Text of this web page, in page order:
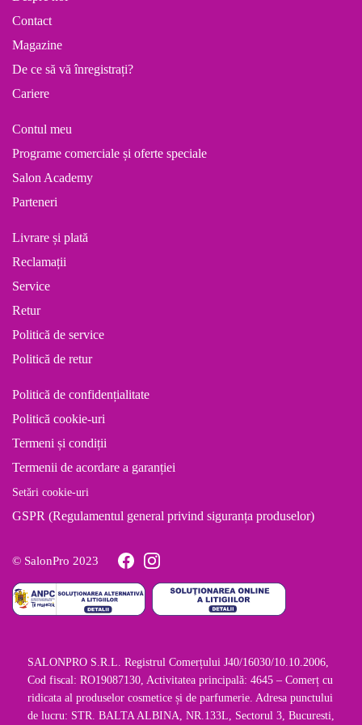
Contact
Magazine
De ce să vă înregistrați?
Cariere
Contul meu
Programe comerciale și oferte speciale
Salon Academy
Parteneri
Livrare și plată
Reclamații
Service
Retur
Politică de service
Politică de retur
Politică de confidențialitate
Politică cookie-uri
Termeni și condiții
Termenii de acordare a garanției
Setări cookie-uri
GSPR (Regulamentul general privind siguranța produselor)
© SalonPro 2023
SALONPRO S.R.L. Registrul Comerțului J40/16030/10.10.2006,
Cod fiscal: RO19087130, Activitatea principală: 4645 – Comerț cu
ridicata al produselor cosmetice și de parfumerie. Adresa punctului
de lucru: STR. BALTA ALBINA, NR.133L, Sectorul 3, Bucuresti,